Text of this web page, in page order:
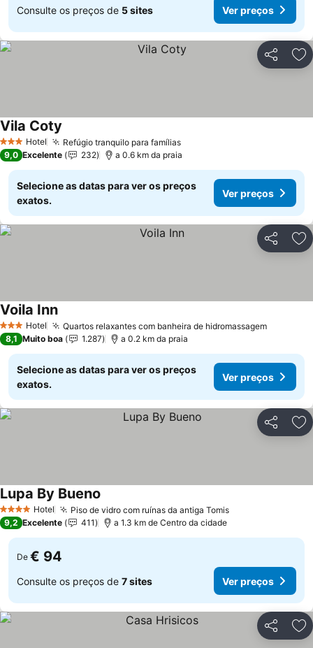
Consulte os preços de 5 sites Ver preços
Partilhar
3 EstrelasHotel Refúgio tranquilo para famíliasVer preços
Vila Coty
9,0 Excelente 232 a 0.6 km da praia
Selecione as datas para ver os preços
exatos.
Ver preços
Partilhar
3 EstrelasHotel Quartos relaxantes com banheira de hidromassagemVer
Voila InnVer preços
8,1 Muito boa 1.287 a 0.2 km da praia
Selecione as datas para ver os preços
exatos.
Ver preços
Partilhar
4 EstrelasHotel Piso de vidro com ruínas da antiga TomisVer preços
Lupa By Bueno
9,2 Excelente 411 a 1.3 km de Centro da cidade
De € 94
Consulte os preços de 7 sites Ver preços
Partilhar